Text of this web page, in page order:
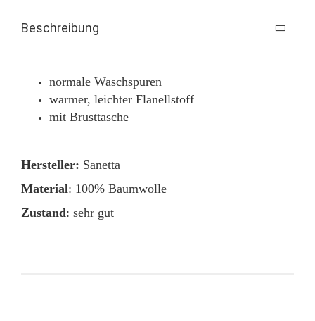
Beschreibung
normale Waschspuren
warmer, leichter Flanellstoff
mit Brusttasche
Hersteller: Sanetta
Material: 100% Baumwolle
Zustand: sehr gut